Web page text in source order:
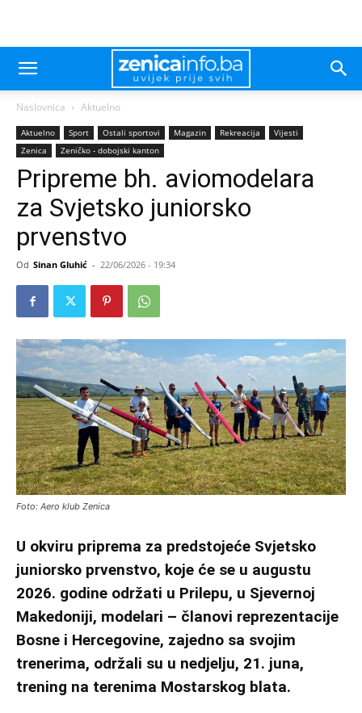
Naslovnica Aktuelno
Aktuelno Sport Ostali sportovi Magazin Rekreacija
Vijesti
Zenica
Zeničko - dobojski kanton
Pripreme bh. aviomodelara
za Svjetsko juniorsko
prvenstvo
Od Sinan Gluhić - 22/06/2026 - 19:34
Foto: Aero klub Zenica
U okviru priprema za predstojeće Svjetsko
juniorsko prvenstvo, koje će se u augustu
2026. godine održati u Prilepu, u Sjevernoj
Makedoniji, modelari – članovi reprezentacije
Bosne i Hercegovine, zajedno sa svojim
trenerima, održali su u nedjelju, 21. juna,
trening na terenima Mostarskog blata.